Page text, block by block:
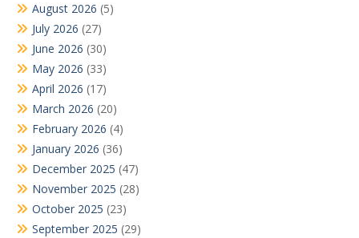
August 2026 (5)
July 2026 (27)
June 2026 (30)
May 2026 (33)
April 2026 (17)
March 2026 (20)
February 2026 (4)
January 2026 (36)
December 2025 (47)
November 2025 (28)
October 2025 (23)
September 2025 (29)